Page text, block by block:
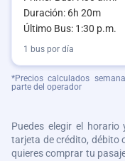
Duración: 6h 20m
Último Bus: 1:30 p.m.
1 bus por día
*Precios calculados
parte del operador
Puedes elegir el
tarjeta de crédito, débito
quieres comprar tu